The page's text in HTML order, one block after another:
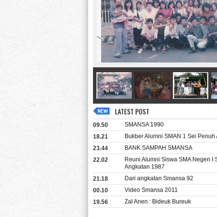
LATEST POST
09.50
SMANSA 1990
18.21
Bukber Alumni SMAN 1 Sei Penuh
23.44
BANK SAMPAH SMANSA
22.02
Reuni Alumni Siswa SMA Negeri I
Angkatan 1987
21.18
Dari angkatan Smansa 92
00.10
Video Smansa 2011
19.56
Zal Anen : Bideuk Bureuk